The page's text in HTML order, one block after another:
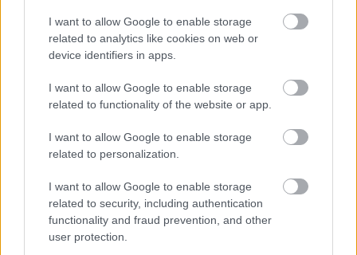
I want to allow Google to enable storage
related to analytics like cookies on web or
device identifiers in apps.
I want to allow Google to enable storage
related to functionality of the website or app.
I want to allow Google to enable storage
related to personalization.
I want to allow Google to enable storage
related to security, including authentication
functionality and fraud prevention, and other
user protection.
érvelésüket, hogy az akkugyártás áttételesen a
fosszilis üzemanyagok használata, és azok
környezetszennyezése ellenében hat. Igaz, ezt
az MTA állásfoglalása sem kérdőjelezte meg, és
Telex
HIRDETÉS